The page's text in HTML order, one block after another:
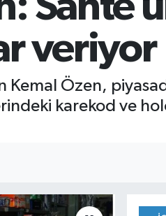
veriyor
Özen,
karekod ve